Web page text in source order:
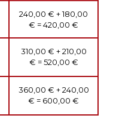
240,00 € + 180,00
€ = 420,00 €
310,00 € + 210,00
€ = 520,00 €
360,00 € + 240,00
€ = 600,00 €